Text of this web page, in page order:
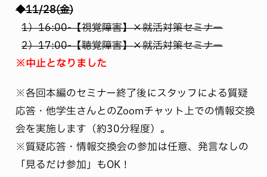
◆11/28(金)
1）16:00-【視覚障害】×就活対策セミナー
2）17:00-【聴覚障害】×就活対策セミナー
※中止となりました
※各回本編のセミナー終了後にスタッフによる質疑
応答・他学生さんとのZoomチャット上での情報交換
会を実施します（約30分程度）。
※質疑応答・情報交換会の参加は任意、発言なしの
「見るだけ参加」もOK！